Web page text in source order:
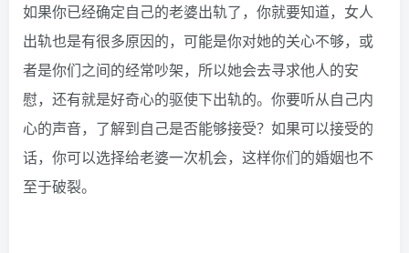
如果你已经确定自己的老婆出轨了，你就要知道，女人
出轨也是有很多原因的，可能是你对她的关心不够，或
者是你们之间的经常吵架，所以她会去寻求他人的安
慰，还有就是好奇心的驱使下出轨的。你要听从自己内
心的声音，了解到自己是否能够接受？如果可以接受的
话，你可以选择给老婆一次机会，这样你们的婚姻也不
至于破裂。